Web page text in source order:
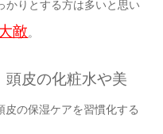
かりとする方は多いと思い
敵。
頭皮の化粧水や美
皮の保湿ケアを習慣化する